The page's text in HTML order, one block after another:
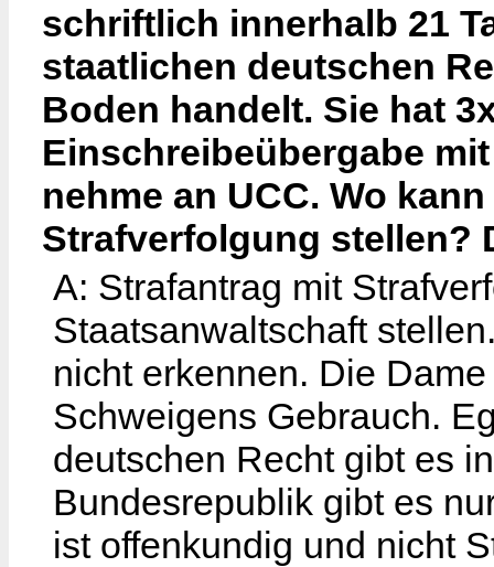
schriftlich innerhalb 21
staatlichen deutschen
Boden handelt. Sie hat
Einschreibeübergabe
nehme an UCC. Wo
Strafverfolgung stellen?
A: Strafantrag mit
Staatsanwaltschaft
nicht erkennen. Die
Schweigens Gebrauch.
deutschen Recht gibt es
Bundesrepublik gibt es
ist offenkundig und nicht